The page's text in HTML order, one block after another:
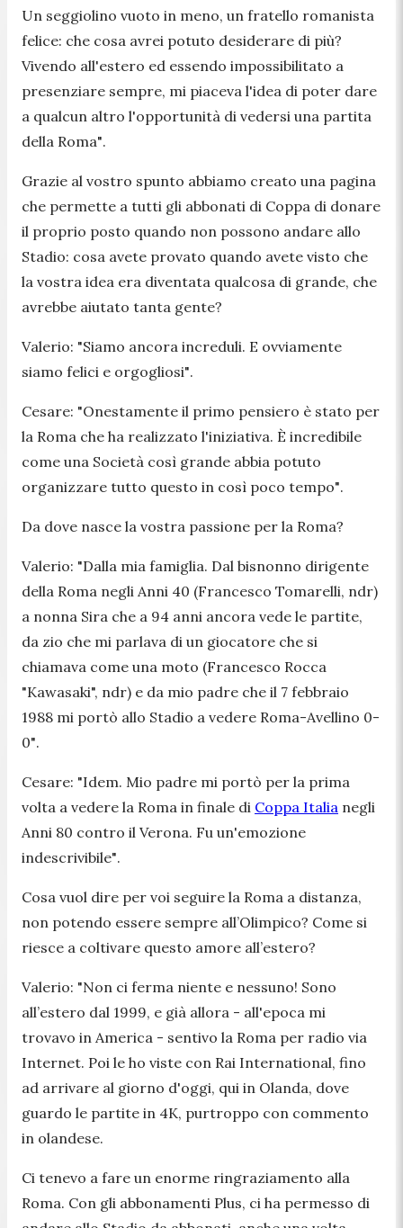
Un seggiolino vuoto in meno, un fratello romanista
felice: che cosa avrei potuto desiderare di più?
Vivendo all'estero ed essendo impossibilitato a
presenziare sempre, mi piaceva l'idea di poter dare
a qualcun altro l'opportunità di vedersi una partita
della Roma".
Grazie al vostro spunto abbiamo creato una pagina
che permette a tutti gli abbonati di Coppa di donare
il proprio posto quando non possono andare allo
Stadio: cosa avete provato quando avete visto che
la vostra idea era diventata qualcosa di grande, che
avrebbe aiutato tanta gente?
Valerio: "Siamo ancora increduli. E ovviamente
siamo felici e orgogliosi".
Cesare: "Onestamente il primo pensiero è stato per
la Roma che ha realizzato l'iniziativa. È incredibile
come una Società così grande abbia potuto
organizzare tutto questo in così poco tempo".
Da dove nasce la vostra passione per la Roma?
Valerio: "Dalla mia famiglia. Dal bisnonno dirigente
della Roma negli Anni 40 (Francesco Tomarelli, ndr)
a nonna Sira che a 94 anni ancora vede le partite,
da zio che mi parlava di un giocatore che si
chiamava come una moto (Francesco Rocca
"Kawasaki", ndr) e da mio padre che il 7 febbraio
1988 mi portò allo Stadio a vedere Roma-Avellino 0-
0".
Cesare: "Idem. Mio padre mi portò per la prima
volta a vedere la Roma in finale di Coppa Italia negli
Anni 80 contro il Verona. Fu un'emozione
indescrivibile".
Cosa vuol dire per voi seguire la Roma a distanza,
non potendo essere sempre all’Olimpico? Come si
riesce a coltivare questo amore all’estero?
Valerio: "Non ci ferma niente e nessuno! Sono
all’estero dal 1999, e già allora - all'epoca mi
trovavo in America - sentivo la Roma per radio via
Internet. Poi le ho viste con Rai International, fino
ad arrivare al giorno d'oggi, qui in Olanda, dove
guardo le partite in 4K, purtroppo con commento
in olandese.
Ci tenevo a fare un enorme ringraziamento alla
Roma. Con gli abbonamenti Plus, ci ha permesso di